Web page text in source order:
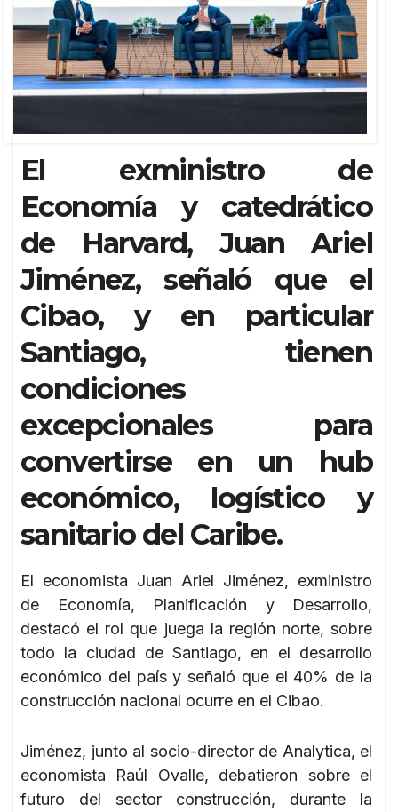
El exministro de
Economía y catedrático
de Harvard, Juan Ariel
Jiménez, señaló que el
Cibao, y en particular
Santiago, tienen
condiciones
excepcionales para
convertirse en un hub
económico, logístico y
sanitario del Caribe.
El economista Juan Ariel Jiménez, exministro
de Economía, Planificación y Desarrollo,
destacó el rol que juega la región norte, sobre
todo la ciudad de Santiago, en el desarrollo
económico del país y señaló que el 40% de la
construcción nacional ocurre en el Cibao.
Jiménez, junto al socio-director de Analytica, el
economista Raúl Ovalle, debatieron sobre el
futuro del sector construcción, durante la